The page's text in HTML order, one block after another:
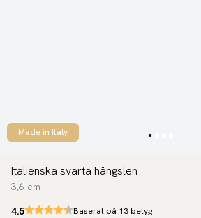
Made in Italy
Italienska svarta hängslen
3,6 cm
4.5 Baserat på 13 betyg